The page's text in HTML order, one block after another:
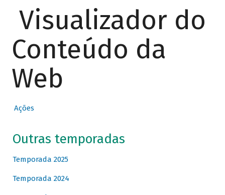
Visualizador do
Conteúdo da
Web
Ações
Outras temporadas
Temporada 2025
Temporada 2024